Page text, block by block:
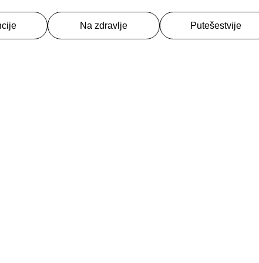
Na zdravlje Putešestvije